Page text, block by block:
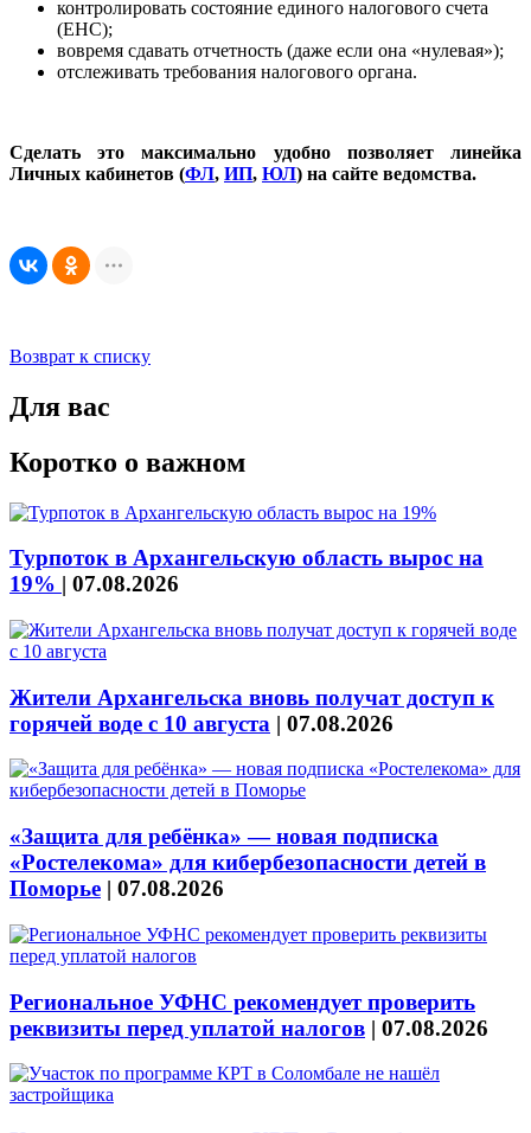
контролировать состояние единого налогового счета
(ЕНС);
вовремя сдавать отчетность (даже если она «нулевая»);
отслеживать требования налогового органа.
Сделать это максимально удобно позволяет линейка
Личных кабинетов (ФЛ, ИП, ЮЛ) на сайте ведомства.
Возврат к списку
Для вас
Коротко о важном
Турпоток в Архангельскую область вырос на
19% | 07.08.2026
Жители Архангельска вновь получат доступ к
горячей воде с 10 августа | 07.08.2026
«Защита для ребёнка» — новая подписка
«Ростелекома» для кибербезопасности детей в
Поморье | 07.08.2026
Региональное УФНС рекомендует проверить
реквизиты перед уплатой налогов | 07.08.2026